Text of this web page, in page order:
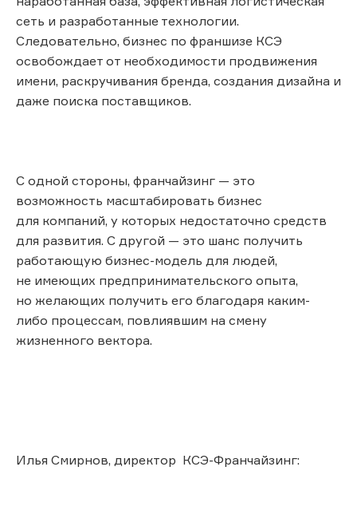
сеть и разработанные технологии.
Следовательно, бизнес по франшизе КСЭ
освобождает от необходимости продвижения
имени, раскручивания бренда, создания дизайна и
даже поиска поставщиков.
С одной стороны, франчайзинг — это
возможность масштабировать бизнес
для компаний, у которых недостаточно средств
для развития. С другой — это шанс получить
работающую бизнес-модель для людей,
не имеющих предпринимательского опыта,
но желающих получить его благодаря каким-
либо процессам, повлиявшим на смену
жизненного вектора.
Илья Смирнов, директор КСЭ-Франчайзинг: